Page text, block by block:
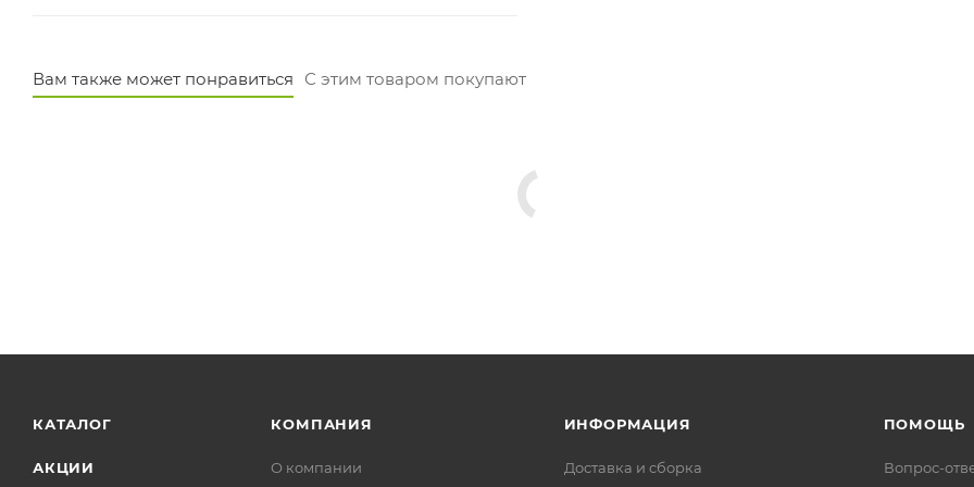
Вам также может понравиться С этим товаром покупают
КАТАЛОГ
АКЦИИ
КОМПАНИЯ
О компании
ИНФОРМАЦИЯ
Доставка и сборка
ПОМОЩЬ
Вопрос-